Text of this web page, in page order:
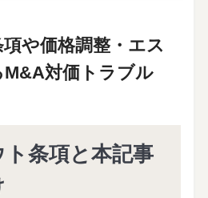
や価格調整・エス
対価トラブル
条項と本記事